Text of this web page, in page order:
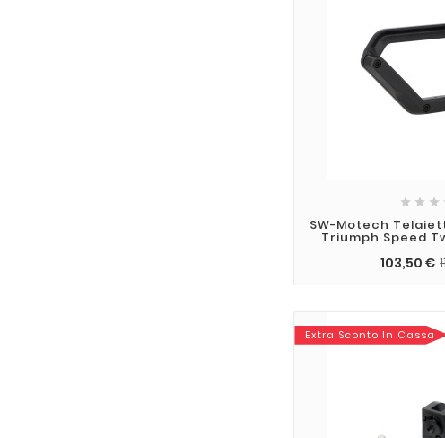
  
SW-Motech
Triumph Speed
103,50 €
Extra Sconto In Cassa